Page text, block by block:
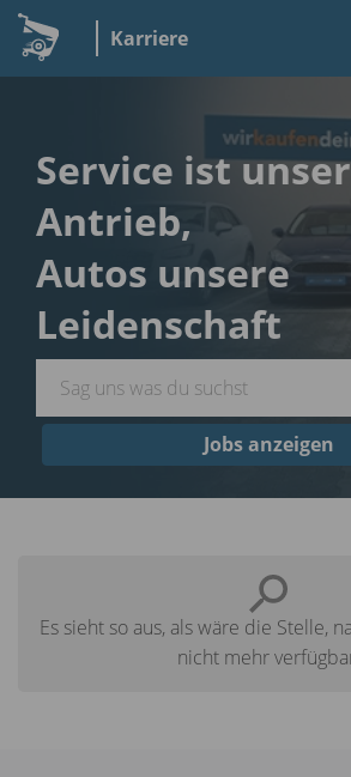
Karriere
Service ist unser
Antrieb,
Autos unsere
Leidenschaft
Jobs anzeigen
Es sieht so aus, als wäre die Stelle,
nicht mehr